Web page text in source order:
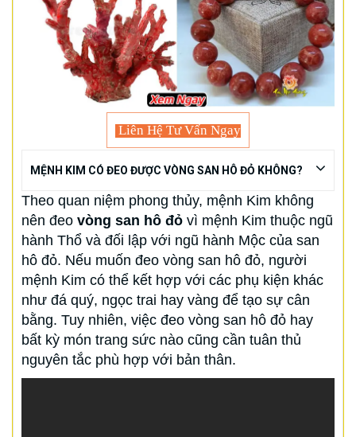
Liên Hệ Tư Vấn Ngay
MỆNH KIM CÓ ĐEO ĐƯỢC VÒNG SAN HÔ ĐỎ KHÔNG?
Theo quan niệm phong thủy, mệnh Kim không
nên đeo vòng san hô đỏ vì mệnh Kim thuộc ngũ
hành Thổ và đối lập với ngũ hành Mộc của san
hô đỏ. Nếu muốn đeo vòng san hô đỏ, người
mệnh Kim có thể kết hợp với các phụ kiện khác
như đá quý, ngọc trai hay vàng để tạo sự cân
bằng. Tuy nhiên, việc đeo vòng san hô đỏ hay
bất kỳ món trang sức nào cũng cần tuân thủ
nguyên tắc phù hợp với bản thân.